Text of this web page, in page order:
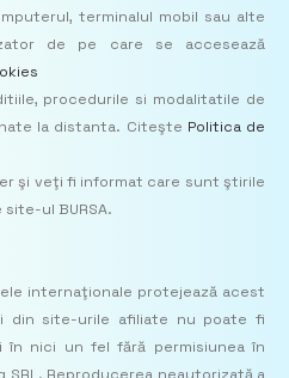
terminalul mobil sau alte
de pe care se accesează
procedurile si modalitatile de
la distanta. Citeşte Politica de
şi veţi fi informat care sunt ştirile
ul BURSA.
internaţionale protejează acest
din site-urile afiliate nu poate fi
nici un fel fără permisiunea în
SRL. Reproducerea neautorizată a